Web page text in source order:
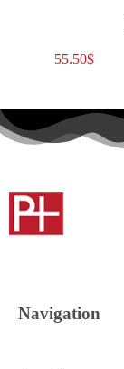
55.50$
Navigation